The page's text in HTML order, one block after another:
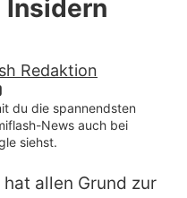
Redaktion
du die spannendsten
News auch bei
siehst.
hat allen Grund zur